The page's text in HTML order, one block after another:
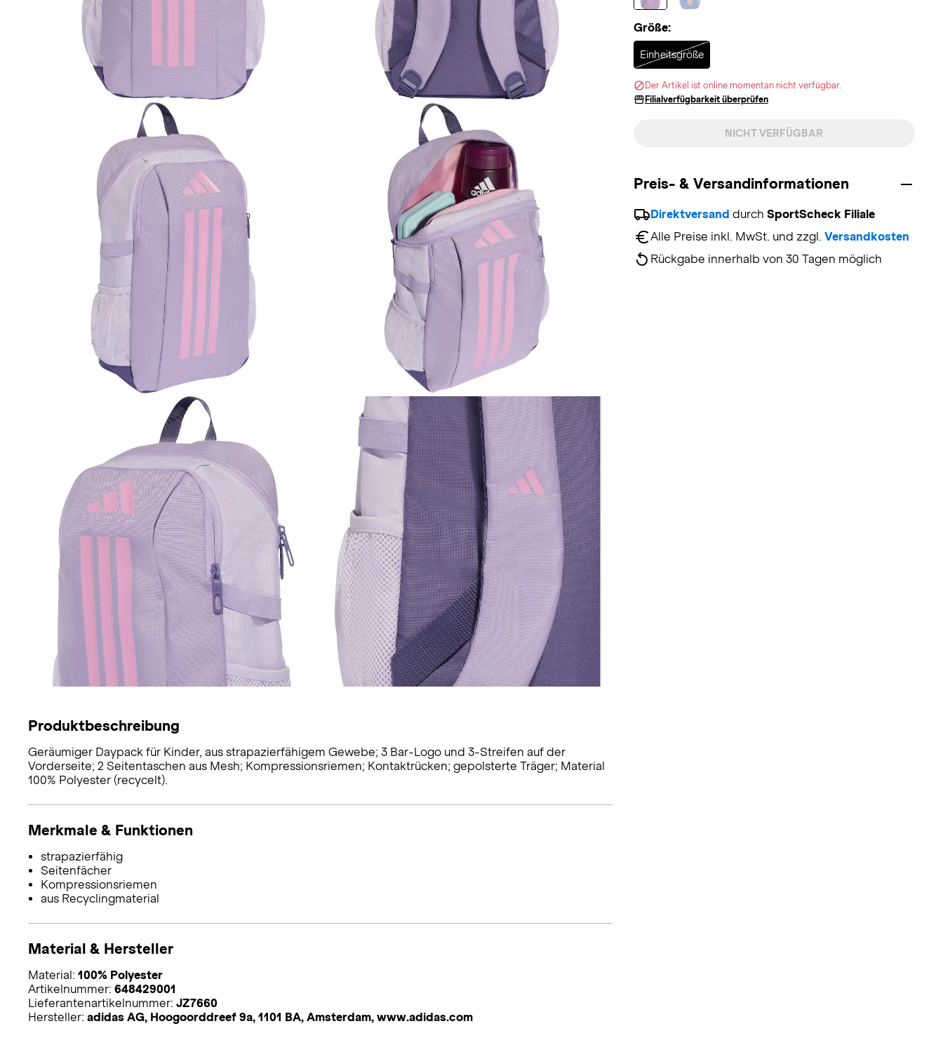
Größe:
Einheitsgröße
Selected
Der Artikel ist online momentan nicht verfügbar.
Filialverfügbarkeit überprüfen
NICHT VERFÜGBAR
Preis- & Versandinformationen
Direktversand durch SportScheck Filiale
Alle Preise inkl. MwSt. und zzgl. Versandkosten
Rückgabe innerhalb von 30 Tagen möglich
Produktbeschreibung
Geräumiger Daypack für Kinder, aus strapazierfähigem Gewebe; 3 Bar-Logo und 3-Streifen auf der
Vorderseite; 2 Seitentaschen aus Mesh; Kompressionsriemen; Kontaktrücken; gepolsterte Träger; Material
100% Polyester (recycelt).
Merkmale & Funktionen
strapazierfähig
Seitenfächer
Kompressionsriemen
aus Recyclingmaterial
Material & Hersteller
Material: 100% Polyester
Artikelnummer: 648429001
Lieferantenartikelnummer: JZ7660
Hersteller: adidas AG, Hoogoorddreef 9a, 1101 BA, Amsterdam, www.adidas.com